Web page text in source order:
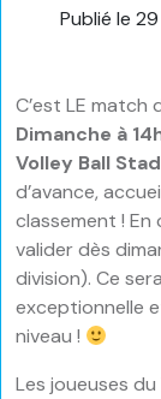
Publié le
C’est LE match
Dimanche à
Volley Ball
d’avance,
classement !
valider dès
division). Ce
exceptionnelle
niveau !
Les joueuses